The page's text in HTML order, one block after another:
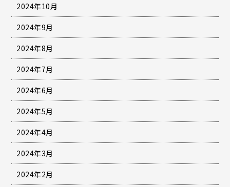
2024年10月
2024年9月
2024年8月
2024年7月
2024年6月
2024年5月
2024年4月
2024年3月
2024年2月